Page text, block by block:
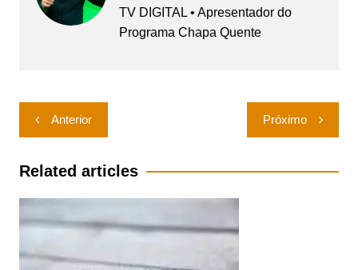
TV DIGITAL • Apresentador do
Programa Chapa Quente
Navegação
de
Post
Anterior Próximo
Related articles